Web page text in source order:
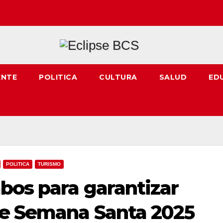
POLITICA CULTURA SALUD
POLITICA TURISMO
para garantizar
Santa 2025